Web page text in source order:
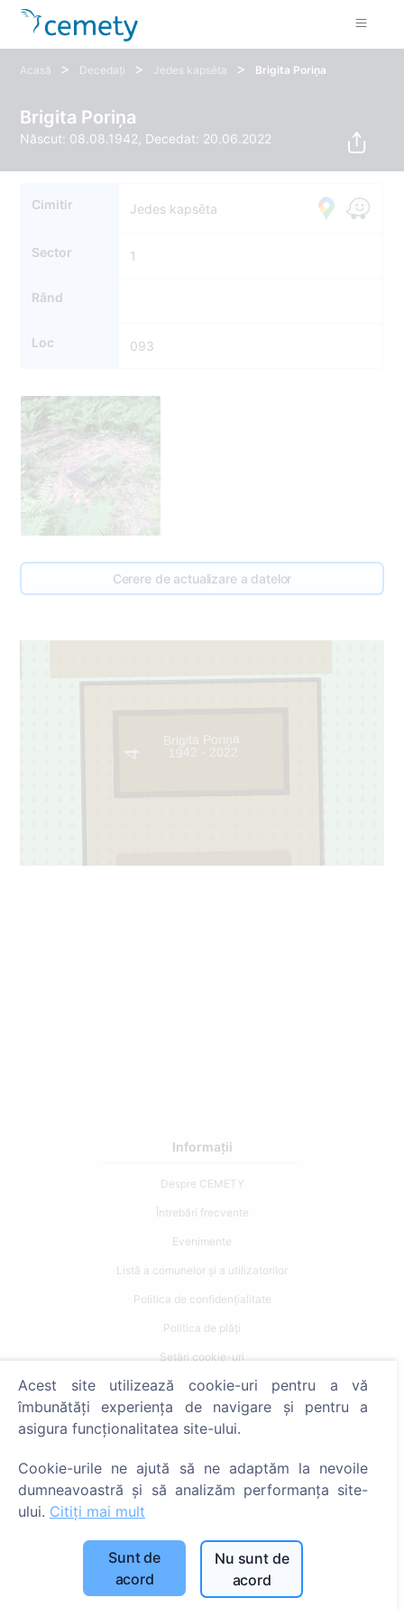
Acasă > Decedați > Jedes kapsēta > Brigita Poriņa
Brigita Poriņa
Născut: 08.08.1942, Decedat: 20.06.2022
Cimitir Jedes kapsēta
Sector 1
Rând
Loc 093
Cerere de actualizare a datelor
4
Brigita Poriņa
1942 - 2022
Informații
Despre CEMETY
Întrebări frecvente
Evenimente
Listă a comunelor și a utilizatorilor
Politica de confidențialitate
Politica de plăți
Setări cookie-uri
Caută
Caută decedați
Caută cimitire
Servicii
Contacte
SIA "CEMETY", LV40103618951
Acest site utilizează cookie-uri pentru a vă
îmbunătăți experiența de navigare și pentru a
asigura funcționalitatea site-ului.
Cookie-urile ne ajută să ne adaptăm la nevoile
dumneavoastră și să analizăm performanța site-
ului. Citiți mai mult
Sunt de
acord
Nu sunt de
acord